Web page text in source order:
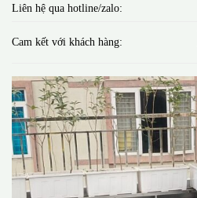
Liên hệ qua hotline/zalo:
Cam kết với khách hàng: